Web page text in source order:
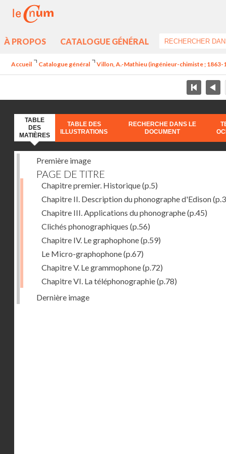
À PROPOS CATALOGUE GÉNÉRAL
Accueil Catalogue général Villon, A.-Mathieu (ingénieur-chimiste ;
TABLE
DES
MATIÈRES
TABLE DES
ILLUSTRATIONS
RECHERCHE DANS LE
DOCUMENT
Première image
PAGE DE TITRE
Chapitre premier. Historique(p.5)
Chapitre II. Description du phonographe d'Edison
Chapitre III. Applications du phonographe(p.45)
Clichés phonographiques (p.56)
Chapitre IV. Le graphophone(p.59)
Le Micro-graphophone(p.67)
Chapitre V. Le grammophone(p.72)
Chapitre VI. La téléphonographie(p.78)
Dernière image